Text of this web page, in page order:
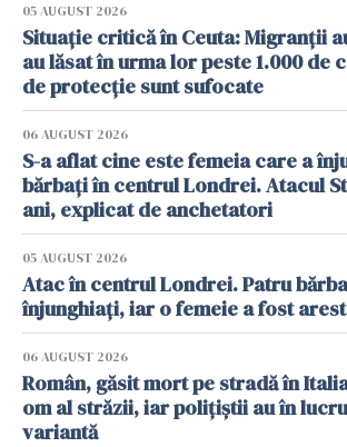
05 AUGUST 2026
Situație critică în Ceuta: Migranții
au lăsat în urma lor peste 1.000 de
de protecție sunt sufocate
06 AUGUST 2026
S-a aflat cine este femeia care a
bărbați în centrul Londrei. Atacul
ani, explicat de anchetatori
05 AUGUST 2026
Atac în centrul Londrei. Patru
înjunghiați, iar o femeie a fost
06 AUGUST 2026
Român, găsit mort pe stradă în
om al străzii, iar polițiștii au în
variantă